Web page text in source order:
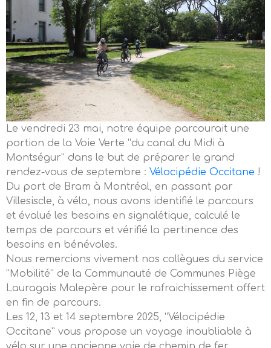
Le vendredi 23 mai, notre équipe parcourait une
portion de la Voie Verte “du canal du Midi à
Montségur” dans le but de préparer le grand
rendez-vous de septembre : Vélocipédie Occitane !
Du port de Bram à Montréal, en passant par
Villesiscle, à vélo, nous avons identifié le parcours
et évalué les besoins en signalétique, calculé le
temps de parcours et vérifié la pertinence des
besoins en bénévoles.
Nous remercions vivement nos collègues du service
“Mobilité” de la Communauté de Communes Piège
Lauragais Malepère pour le rafraichissement offert
en fin de parcours.
Les 12, 13 et 14 septembre 2025, “Vélocipédie
Occitane” vous propose un voyage inoubliable à